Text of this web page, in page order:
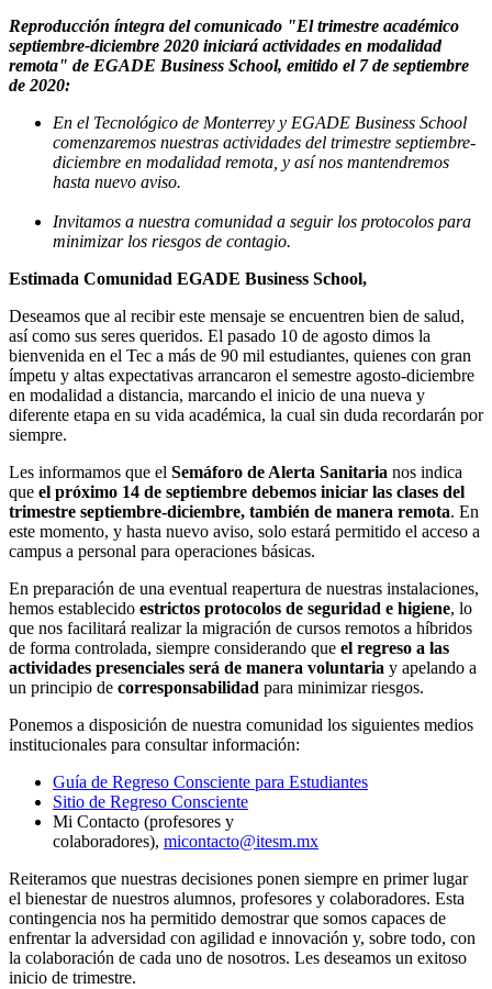
Reproducción íntegra del comunicado "El trimestre académico
septiembre-diciembre 2020 iniciará actividades en modalidad
remota" de EGADE Business School, emitido el 7 de septiembre
de 2020:
En el Tecnológico de Monterrey y EGADE Business School
comenzaremos nuestras actividades del trimestre septiembre-
diciembre en modalidad remota, y así nos mantendremos
hasta nuevo aviso.
Invitamos a nuestra comunidad a seguir los protocolos para
minimizar los riesgos de contagio.
Estimada Comunidad EGADE Business School,
Deseamos que al recibir este mensaje se encuentren bien de salud,
así como sus seres queridos. El pasado 10 de agosto dimos la
bienvenida en el Tec a más de 90 mil estudiantes, quienes con gran
ímpetu y altas expectativas arrancaron el semestre agosto-diciembre
en modalidad a distancia, marcando el inicio de una nueva y
diferente etapa en su vida académica, la cual sin duda recordarán por
siempre.
Les informamos que el Semáforo de Alerta Sanitaria nos indica
que el próximo 14 de septiembre debemos iniciar las clases del
trimestre septiembre-diciembre, también de manera remota. En
este momento, y hasta nuevo aviso, solo estará permitido el acceso a
campus a personal para operaciones básicas.
En preparación de una eventual reapertura de nuestras instalaciones,
hemos establecido estrictos protocolos de seguridad e higiene, lo
que nos facilitará realizar la migración de cursos remotos a híbridos
de forma controlada, siempre considerando que el regreso a las
actividades presenciales será de manera voluntaria y apelando a
un principio de corresponsabilidad para minimizar riesgos.
Ponemos a disposición de nuestra comunidad los siguientes medios
institucionales para consultar información:
Guía de Regreso Consciente para Estudiantes
Sitio de Regreso Consciente
Mi Contacto (profesores y
colaboradores), micontacto@itesm.mx
Reiteramos que nuestras decisiones ponen siempre en primer lugar
el bienestar de nuestros alumnos, profesores y colaboradores. Esta
contingencia nos ha permitido demostrar que somos capaces de
enfrentar la adversidad con agilidad e innovación y, sobre todo, con
la colaboración de cada uno de nosotros. Les deseamos un exitoso
inicio de trimestre.